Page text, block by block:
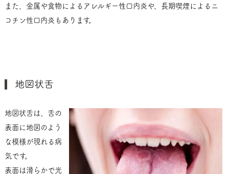
また、金属や食物によるアレルギー性口内炎や、長期喫煙によるニ
コチン性口内炎もあります。
地図状舌
地図状舌は、舌の
表面に地図のよう
な模様が現れる病
気です。
表面は滑らかで光